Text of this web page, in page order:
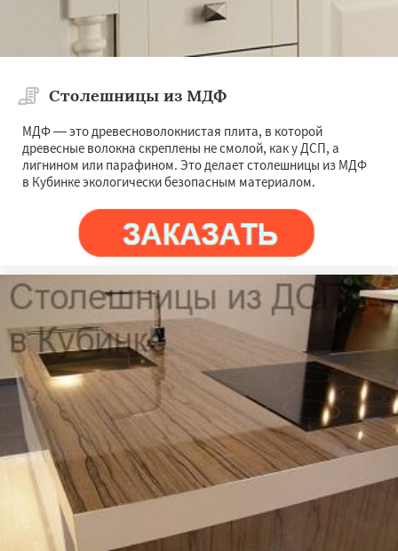
Столешницы из МДФ
МДФ — это древесноволокнистая плита, в которой
древесные волокна скреплены не смолой, как у ДСП, а
лигнином или парафином. Это делает столешницы из МДФ
в Кубинке экологически безопасным материалом.